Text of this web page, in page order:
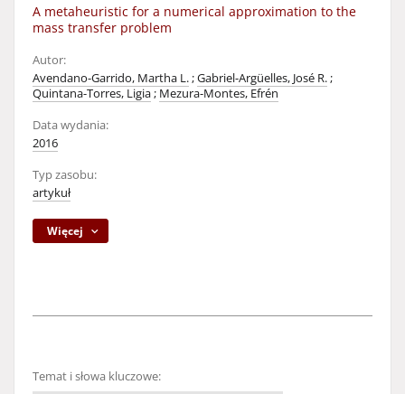
A metaheuristic for a numerical approximation to the
mass transfer problem
Autor:
Avendano-Garrido, Martha L.;Gabriel-Argüelles, José R.;
Quintana-Torres, Ligia; Mezura-Montes, Efrén
Data wydania:
2016
Typ zasobu:
artykuł
Więcej
Temat i słowa kluczowe: